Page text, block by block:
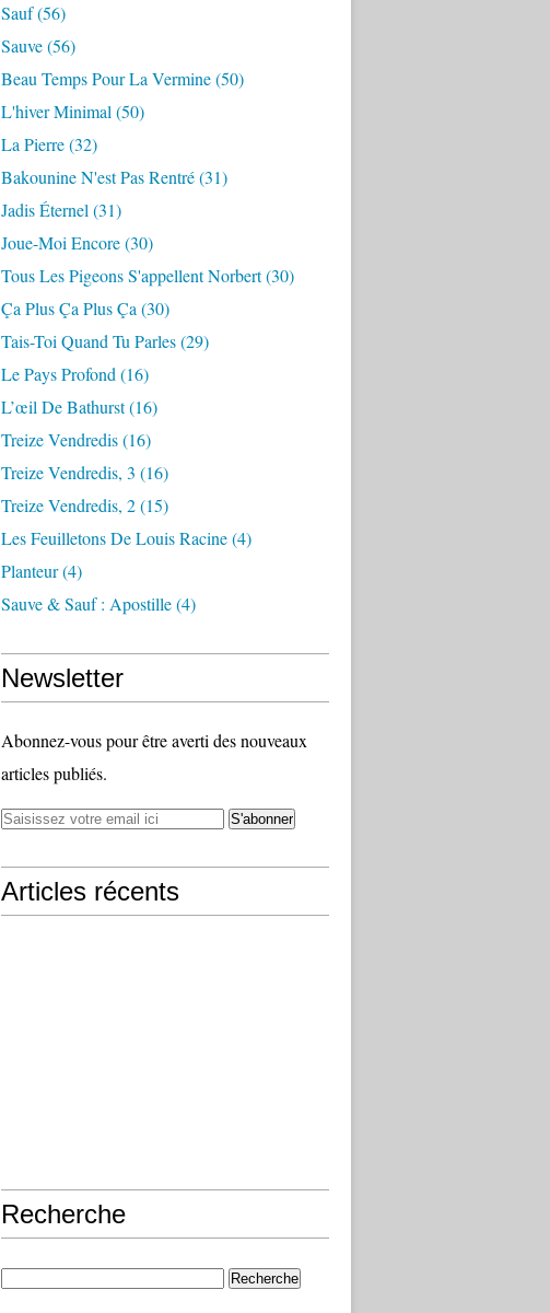
Sauf(56)
Sauve(56)
Beau Temps Pour La Vermine(50)
L'hiver Minimal (50)
La Pierre(32)
Bakounine N'est Pas Rentré(31)
Jadis Éternel (31)
Joue-Moi Encore(30)
Tous Les Pigeons S'appellent Norbert(30)
Ça Plus Ça Plus Ça (30)
Tais-Toi Quand Tu Parles(29)
Le Pays Profond (16)
L’œil De Bathurst(16)
Treize Vendredis(16)
Treize Vendredis, 3 (16)
Treize Vendredis, 2(15)
Les Feuilletons De Louis Racine(4)
Planteur(4)
Sauve & Sauf : Apostille(4)
Newsletter
Abonnez-vous pour être averti des nouveaux
articles publiés.
Articles récents
Recherche